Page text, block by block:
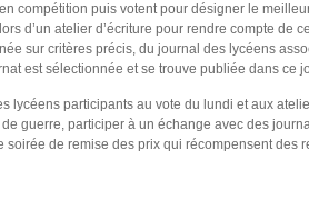
compétition puis votent pour désigner le
d’un atelier d’écriture pour rendre compte de
sur critères précis, du journal des lycéens
est sélectionnée et se trouve publiée dans ce
lycéens participants au vote du lundi et aux
guerre, participer à un échange avec des
de remise des prix qui récompensent des